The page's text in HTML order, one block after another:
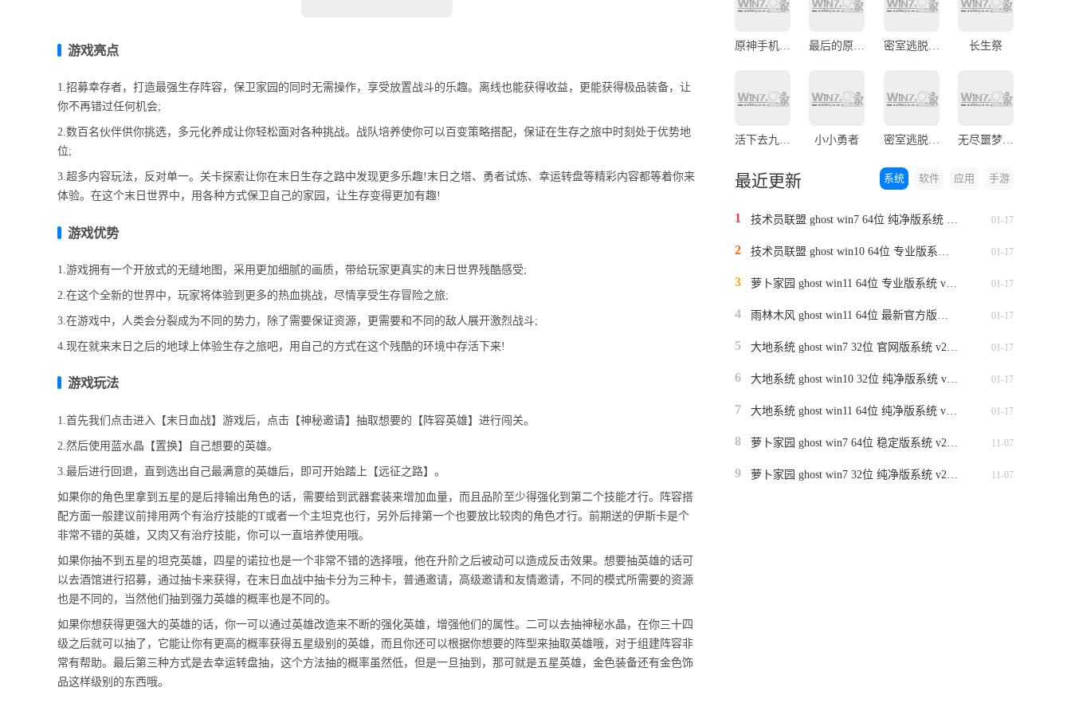
游戏亮点
1.招募幸存者，打造最强生存阵容，保卫家园的同时无需操作，享受放置战斗的乐趣。离线也能获得收益，更能获得极品装备，让
你不再错过任何机会;
2.数百名伙伴供你挑选，多元化养成让你轻松面对各种挑战。战队培养使你可以百变策略搭配，保证在生存之旅中时刻处于优势地
位;
3.超多内容玩法，反对单一。关卡探索让你在末日生存之路中发现更多乐趣!末日之塔、勇者试炼、幸运转盘等精彩内容都等着你来
体验。在这个末日世界中，用各种方式保卫自己的家园，让生存变得更加有趣!
游戏优势
1.游戏拥有一个开放式的无缝地图，采用更加细腻的画质，带给玩家更真实的末日世界残酷感受;
2.在这个全新的世界中，玩家将体验到更多的热血挑战，尽情享受生存冒险之旅;
3.在游戏中，人类会分裂成为不同的势力，除了需要保证资源，更需要和不同的敌人展开激烈战斗;
4.现在就来末日之后的地球上体验生存之旅吧，用自己的方式在这个残酷的环境中存活下来!
游戏玩法
1.首先我们点击进入【末日血战】游戏后，点击【神秘邀请】抽取想要的【阵容英雄】进行闯关。
2.然后使用蓝水晶【置换】自己想要的英雄。
3.最后进行回退，直到选出自己最满意的英雄后，即可开始踏上【远征之路】。
如果你的角色里拿到五星的是后排输出角色的话，需要给到武器套装来增加血量，而且品阶至少得强化到第二个技能才行。阵容搭
配方面一般建议前排用两个有治疗技能的T或者一个主坦克也行，另外后排第一个也要放比较肉的角色才行。前期送的伊斯卡是个
非常不错的英雄，又肉又有治疗技能，你可以一直培养使用哦。
如果你抽不到五星的坦克英雄，四星的诺拉也是一个非常不错的选择哦，他在升阶之后被动可以造成反击效果。想要抽英雄的话可
以去酒馆进行招募，通过抽卡来获得，在末日血战中抽卡分为三种卡，普通邀请，高级邀请和友情邀请，不同的模式所需要的资源
也是不同的，当然他们抽到强力英雄的概率也是不同的。
如果你想获得更强大的英雄的话，你一可以通过英雄改造来不断的强化英雄，增强他们的属性。二可以去抽神秘水晶，在你三十四
级之后就可以抽了，它能让你有更高的概率获得五星级别的英雄，而且你还可以根据你想要的阵型来抽取英雄哦，对于组建阵容非
常有帮助。最后第三种方式是去幸运转盘抽，这个方法抽的概率虽然低，但是一旦抽到，那可就是五星英雄，金色装备还有金色饰
品这样级别的东西哦。
长生祭
小小勇者 无尽噩梦5怨灵咒正版
最近更新 手游
应用
软件
系统
1 01-17
2 01-17
3 01-17
4 01-17
5 01-17
6 01-17
7 01-17
8 11-07
9 11-07